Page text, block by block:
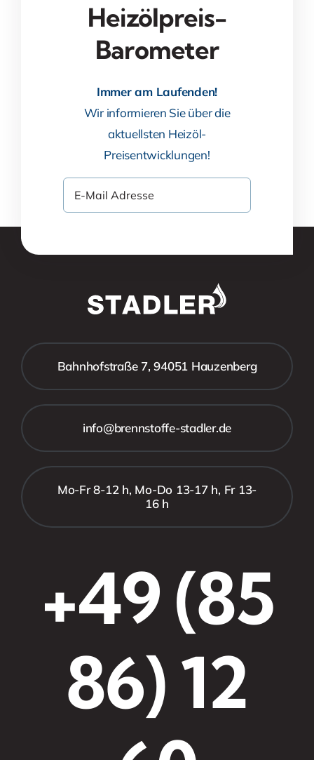
Heizölpreis-
Barometer
Immer am Laufenden!
Wir informieren Sie über die
aktuellsten Heizöl-
Preisentwicklungen!
Bahnhofstraße 7, 94051 Hauzenberg
info@brennstoffe-stadler.de
Mo-Fr 8-12 h, Mo-Do 13-17 h, Fr 13-
16 h
+49 (85
86) 12